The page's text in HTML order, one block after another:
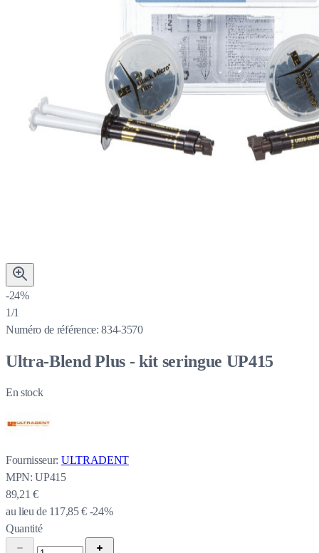
-24%
1/1
Numéro de référence: 834-3570
Ultra-Blend Plus - kit seringue UP415
En stock
Fournisseur: ULTRADENT
MPN: UP415
89,21 €
au lieu de 117,85 € -24%
Quantité